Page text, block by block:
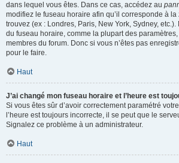
dans lequel vous êtes. Dans ce cas, accédez au
modifiez le fuseau horaire afin qu’il corresponde à
trouvez (ex : Londres, Paris, New York, Sydney,
du fuseau horaire, comme la plupart des paramètres,
membres du forum. Donc si vous n’êtes pas
pour le faire.
Haut
J’ai changé mon fuseau horaire et l’heure est
Si vous êtes sûr d’avoir correctement paramétré
l’heure est toujours incorrecte, il se peut que le
Signalez ce problème à un administrateur.
Haut